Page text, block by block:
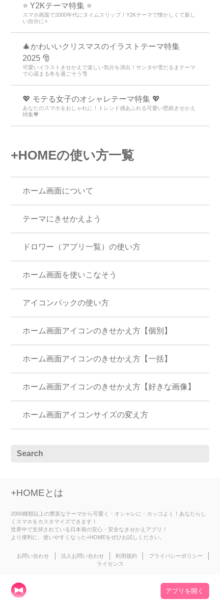
⭐ Y2Kテーマ特集 ⭐
スマホ画面で2000年代にタイムスリップ！Y2Kテーマで懐かしくて新し
い自分に⭐
🎄かわいいクリスマスのイラストテーマ特集
2025 🎅
可愛いイラストきせかえで楽しい気分を演出！サンタや雪だるまテーマ
で心温まる冬を過ごそう🎅
💖 モテる女子のオシャレテーマ特集 💖
あなたのスマホをおしゃれに！トレンド感あふれる可愛い壁紙きせかえ
特集💖
+HOMEの使い方一覧
ホーム画面について
テーマにきせかえよう
ドロワー（アプリ一覧）の使い方
ホーム画面を使いこなそう
アイコンパックの使い方
ホーム画面アイコンのきせかえ方【個別】
ホーム画面アイコンのきせかえ方【一括】
ホーム画面アイコンのきせかえ方【好きな画像】
ホーム画面アイコンサイズの変え方
+HOMEとは
2000種類以上の豊富なテーマから可愛く・オシャレに・カッコよく！あなたらし
くスマホをカスタマイズできます！
世界中で支持されている日本発の安心・安全なきせかえアプリ！
より便利に、使いやすくなった+HOMEをぜひお試しください。
お問い合わせ 法人お問い合わせ 利用規約
プライバシーポリシー
ライセンス
アプリを開く